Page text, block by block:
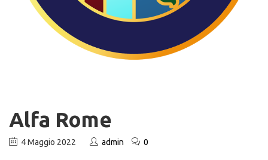
Alfa Rome
4 Maggio 2022 admin 0